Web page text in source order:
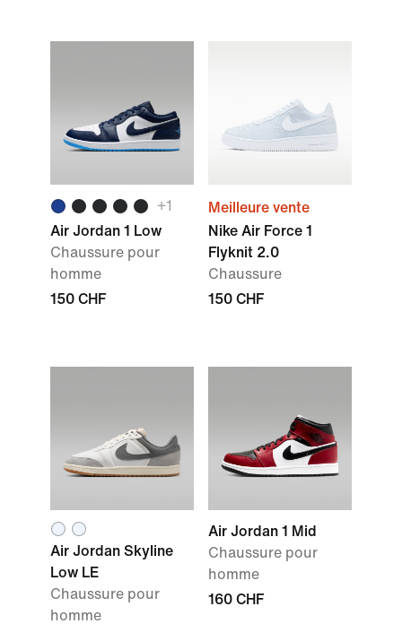
+1
Air Jordan 1 Low
Chaussure pour
homme
150 CHF
Meilleure vente
Nike Air Force 1
Flyknit 2.0
Chaussure
150 CHF
Air Jordan Skyline
Low LE
Chaussure pour
homme
Air Jordan 1 Mid
Chaussure pour
homme
160 CHF